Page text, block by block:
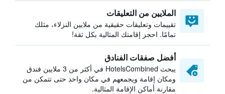
الملايين من التعليقات
تقييمات وتعليقات حقيقية من ملايين النزلاء، مثلك
تمامًا. احجز إقامتك المثالية بكل ثقة!
أفضل صفقات الفنادق
يبحث HotelsCombined في أكثر من 3 ملايين فندق
ومكان إقامة ويجمعهم في مكان واحد حتى تتمكن من
مقارنة أماكن الإقامة المثالية.